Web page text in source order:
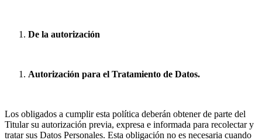
De la autorización
Autorización para el Tratamiento de Datos.
Los obligados a cumplir esta política deberán obtener de parte del
Titular su autorización previa, expresa e informada para recolectar y
tratar sus Datos Personales. Esta obligación no es necesaria cuando